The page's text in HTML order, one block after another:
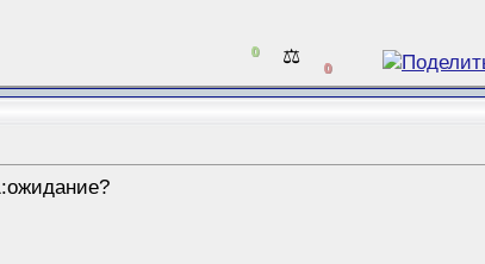
0 ⚖️ 0